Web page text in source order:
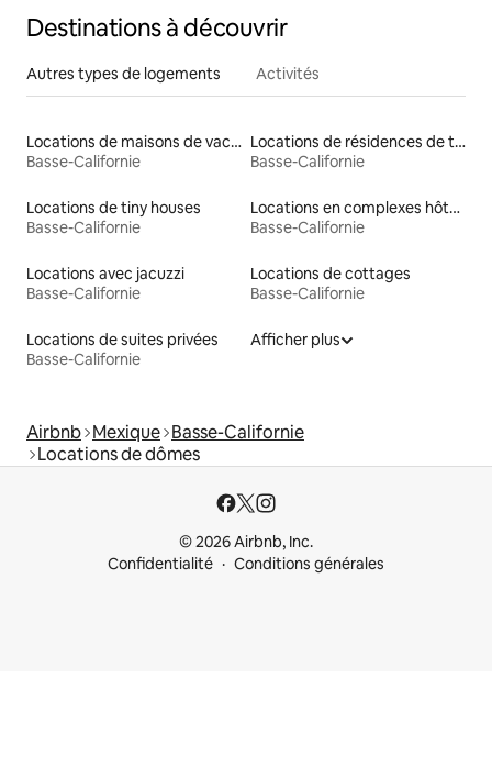
Destinations à découvrir
Autres types de logements Activités
Locations de maisons de vacances
Basse-Californie
Locations de résidences de tourisme
Basse-Californie
Locations de tiny houses
Basse-Californie
Locations en complexes hôteliers
Basse-Californie
Locations avec jacuzzi
Basse-Californie
Locations de cottages
Basse-Californie
Locations de suites privées
Basse-Californie
Afficher plus
Airbnb Mexique Basse-Californie
Locations de dômes
© 2026 Airbnb, Inc.
Confidentialité
Conditions générales